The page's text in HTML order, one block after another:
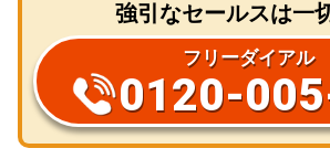
強引なセールスは一
フリーダイアル
0120-